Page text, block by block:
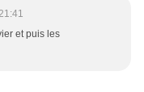
et puis les